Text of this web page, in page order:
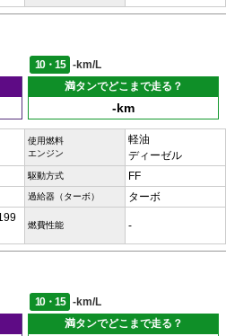
10・15
-km/L
満タンでどこまで走る？
-km
使用燃料
エンジン
軽油
ディーゼル
駆動方式 FF
過給器（ターボ） ターボ
燃費性能 -
10・15
-km/L
満タンでどこまで走る？